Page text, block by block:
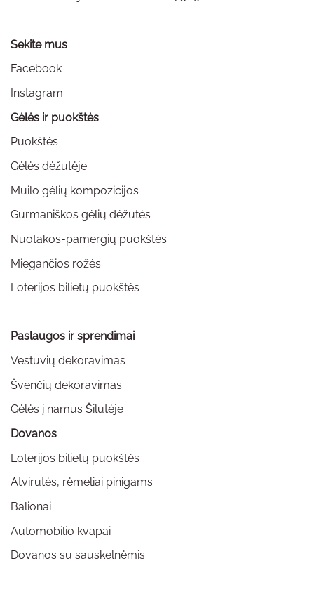
Sekite mus
Facebook
Instagram
Gėlės ir puokštės
Puokštės
Gėlės dėžutėje
Muilo gėlių kompozicijos
Gurmaniškos gėlių dėžutės
Nuotakos-pamergių puokštės
Miegančios rožės
Loterijos bilietų puokštės
Paslaugos ir sprendimai
Vestuvių dekoravimas
Švenčių dekoravimas
Gėlės į namus Šilutėje
Dovanos
Loterijos bilietų puokštės
Atvirutės, rėmeliai pinigams
Balionai
Automobilio kvapai
Dovanos su sauskelnėmis